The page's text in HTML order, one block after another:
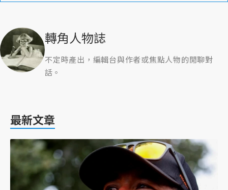
轉角人物誌
不定時產出，編輯台與作者或焦點人物的閒聊對
話。
最新文章